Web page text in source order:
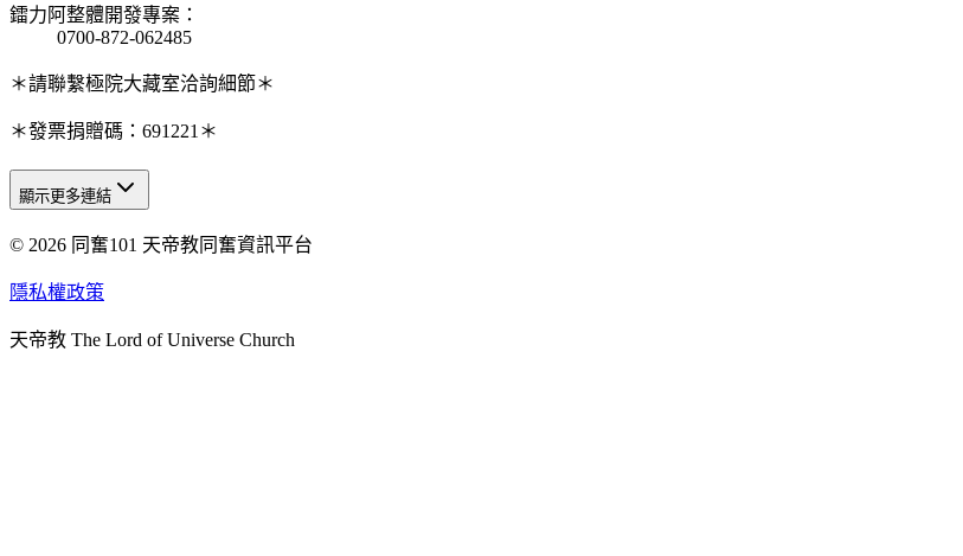
鐳力阿整體開發專案 ：
0700-872-062485
＊請聯繫極院大藏室洽詢細節＊
＊發票捐贈碼：691221＊
天人研究總院
天人研究學院
天人炁功院
顯示更多連結
© 2026 同奮101 天帝教同奮資訊平台
隱私權政策
天帝教 The Lord of Universe Church